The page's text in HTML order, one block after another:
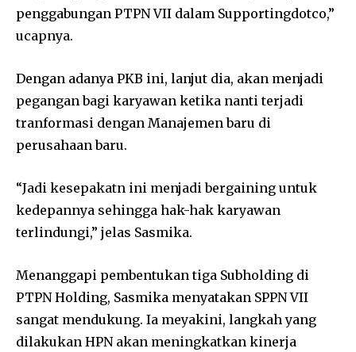
penggabungan PTPN VII dalam Supportingdotco,”
ucapnya.
Dengan adanya PKB ini, lanjut dia, akan menjadi
pegangan bagi karyawan ketika nanti terjadi
tranformasi dengan Manajemen baru di
perusahaan baru.
“Jadi kesepakatn ini menjadi bergaining untuk
kedepannya sehingga hak-hak karyawan
terlindungi,” jelas Sasmika.
Menanggapi pembentukan tiga Subholding di
PTPN Holding, Sasmika menyatakan SPPN VII
sangat mendukung. Ia meyakini, langkah yang
dilakukan HPN akan meningkatkan kinerja